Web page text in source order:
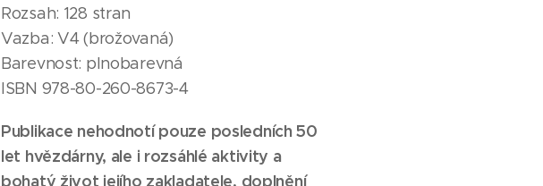
Rozsah: 128 stran
Vazba: V4 (brožovaná)
Barevnost: plnobarevná
ISBN 978-80-260-8673-4
Publikace nehodnotí pouze posledních 50
let hvězdárny, ale i rozsáhlé aktivity a
bohatý život jejího zakladatele, doplnění